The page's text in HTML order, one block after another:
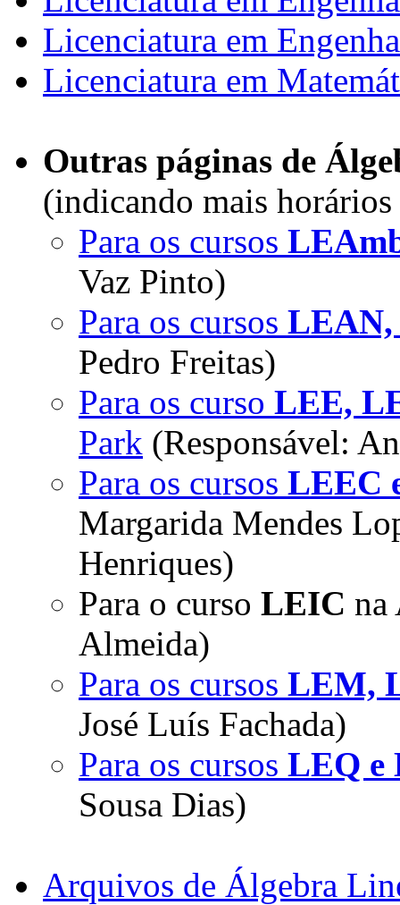
Licenciatura em
Licenciatura em
Outras páginas de
(indicando mais
Para os cursos
Vaz Pinto)
Para os cursos
Pedro Freitas)
Para os curso LEE,
Park (Responsável:
Para os cursos LEEC
Margarida Mendes
Henriques)
Para o curso LEIC na
Almeida)
Para os cursos LEM,
José Luís Fachada)
Para os cursos LEQ e
Sousa Dias)
Arquivos de Álgebra